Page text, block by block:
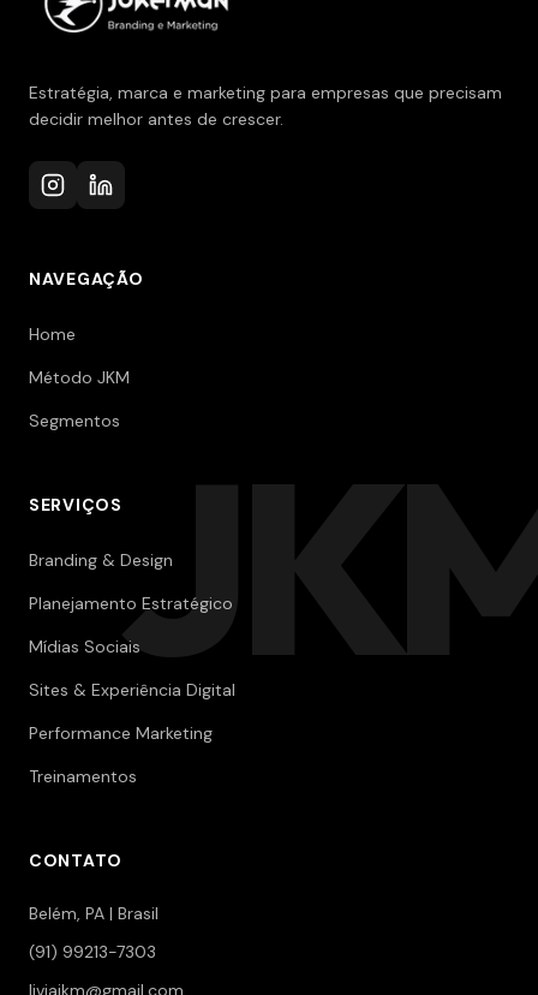
Estratégia, marca e marketing para empresas que precisam
decidir melhor antes de crescer.
NAVEGAÇÃO
Home
Método JKM
Segmentos
SERVIÇOS
Branding & Design
Planejamento Estratégico
Mídias Sociais
Sites & Experiência Digital
Performance Marketing
Treinamentos
CONTATO
Belém, PA | Brasil
(91) 99213-7303
liviajkm@gmail.com